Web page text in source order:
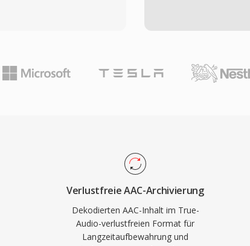
schnelle
Anforderungen und
tragbare Player
gegenüber einigen
Die
unter der GNU GPL
Integrationen.
Anteil der
Verlustfreie AAC-Archivierung
Dekodierten AAC-Inhalt im True-
Audio-verlustfreien Format für
Langzeitaufbewahrung und